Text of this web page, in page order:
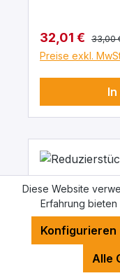
32,01 € 33,00
Preise exkl.
Diese Website
Erfahrung bieten
Konfigurieren
Alle